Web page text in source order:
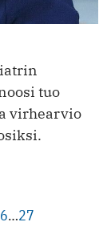
tuo
virhearvio
…27